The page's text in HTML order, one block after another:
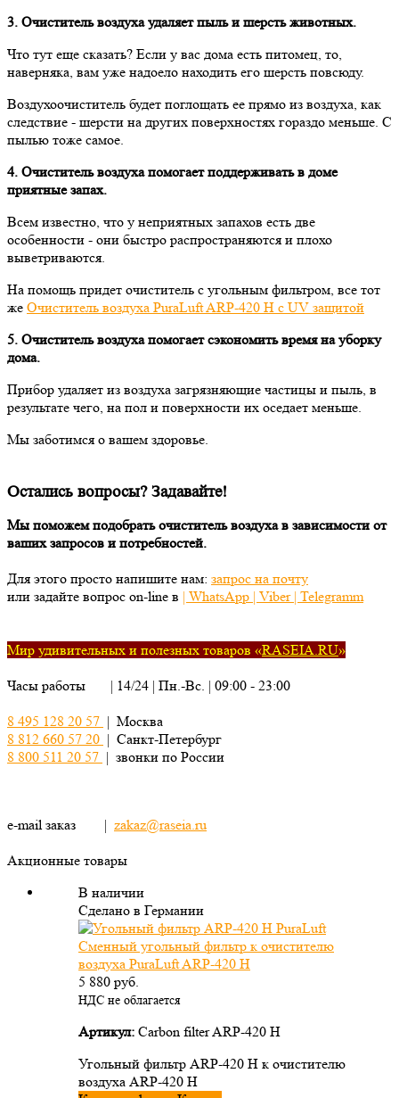
3. Очиститель воздуха удаляет пыль и шерсть животных.
Что тут еще сказать? Если у вас дома есть питомец, то,
наверняка, вам уже надоело находить его шерсть повсюду.
Воздухоочиститель будет поглощать ее прямо из воздуха, как
следствие - шерсти на других поверхностях гораздо меньше. С
пылью тоже самое.
4. Очиститель воздуха помогает поддерживать в доме
приятные запах.
Всем известно, что у неприятных запахов есть две
особенности - они быстро распространяются и плохо
выветриваются.
На помощь придет очиститель с угольным фильтром, все тот
же Очиститель воздуха PuraLuft ARP-420 H с UV защитой
5. Очиститель воздуха помогает сэкономить время на уборку
дома.
Прибор удаляет из воздуха загрязняющие частицы и пыль, в
результате чего, на пол и поверхности их оседает меньше.
Мы заботимся о вашем здоровье.
Остались вопросы? Задавайте!
Мы поможем подобрать очиститель воздуха в зависимости от
ваших запросов и потребностей.
Для этого просто напишите нам: запрос на почту
или задайте вопрос on-line в | WhatsApp | Viber| Telegramm
Мир удивительных и полезных товаров «RASEIA.RU»
Часы работы | 14/24 | Пн.-Вс. | 09:00 - 23:00
8 495 128 20 57 | Москва
8 812 660 57 20 | Санкт-Петербург
8 800 511 20 57 | звонки по России
e-mail заказ | zakaz@raseia.ru
Акционные товары
В наличии
Сделано в Германии
Сменный угольный фильтр к очистителю
воздуха PuraLuft ARP-420 H
5 880 руб.
НДС не облагается
Артикул: Carbon filter ARP-420 H
Угольный фильтр ARP-420 H к очистителю
воздуха ARP-420 H